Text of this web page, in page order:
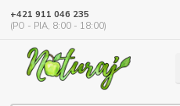
+421 911 046 235
(PO - PIA, 8:00 - 18:00)